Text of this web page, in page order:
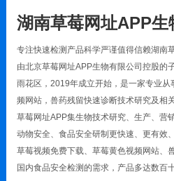
湖南草莓网址APP生
专注快速检测产品科学严谨值得信赖湖南
由北京草莓网址APP生物有限公司控股的子
雨花区，2019年成立开始，是一家专业
频网站，兽药残留快速诊断技术研究及相
草莓网址APP集生物技术研究、生产、
动物安全、食品安全研制更快速、更有效
草莓视频免费下载、草莓黄色视频网站
国内食品安全检测的需求，产品多达数百